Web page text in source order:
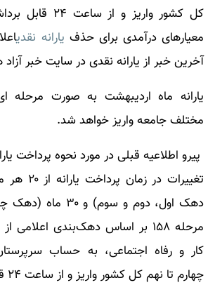
کل کشور واریز و
معیارهای درآمدی برای حذف یارانه نقدی
آخرین خبر از یارانه نقدیدر سایت خبر آزاد
یارانه ماه اردیبهشت به صورت
مختلف جامعه واریز خواهد شد.
پیرو اطلاعیه قبلی در مورد نحوه پرداخت
دهک اول، دوم و سوم)
مرحله ۱۵۸ بر اساس دهک‌بندی
کار و رفاه اجتماعی، به حساب
چهارم تا نهم کل کشور واریز و از ساعت ۲۴ قابل برداشت است.